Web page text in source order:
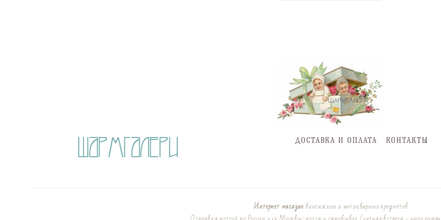
ДОСТАВКА И ОПЛАТА КОНТАКТЫ
Интернет магазин винтажных и антикварных предметов.